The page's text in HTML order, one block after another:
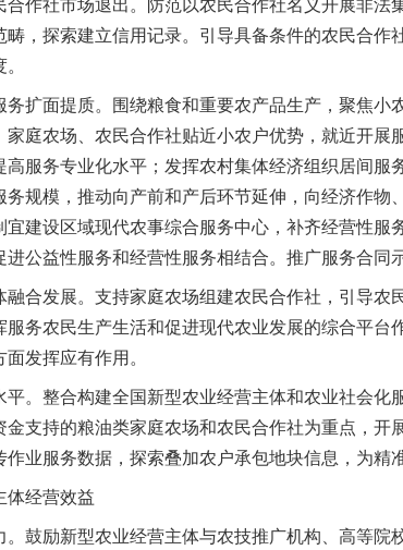
作社市场退出。防范以农民合作社名义开展非法
，探索建立信用记录。引导具备条件的农民合作
面提质。围绕粮食和重要农产品生产，聚焦小
家庭农场、农民合作社贴近小农户优势，就近开展
服务专业化水平；发挥农村集体经济组织居间服
规模，推动向产前和产后环节延伸，向经济作物
建设区域现代农事综合服务中心，补齐经营性服
公益性服务和经营性服务相结合。推广服务合同
发展。支持家庭农场组建农民合作社，引导农
服务农民生产生活和促进现代农业发展的综合平台
发挥应有作用。
整合构建全国新型农业经营主体和农业社会化
支持的粮油类家庭农场和农民合作社为重点，开
业服务数据，探索叠加农户承包地块信息，为精
经营效益
励新型农业经营主体与农技推广机构、高等院